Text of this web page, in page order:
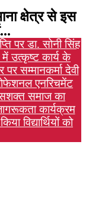
क्षेत्र से इस
पर डा. सोनी सिंह
में उत्कृष्ट कार्य के
पर सम्मानकर्मा देवी
एनरिचमेंट
समाज का
कार्यक्रम
विद्यार्थियों को